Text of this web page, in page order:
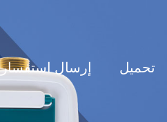
تحميل إرسال استفسار